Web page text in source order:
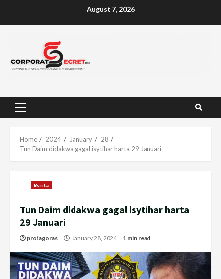
August 7, 2026
Primary
Home 2024 January
28
Tun Daim didakwa gagal isytihar harta 29 Januari
Berita
Tun Daim didakwa gagal isytihar harta
29 Januari
protagoras January 28, 2024 1 min read